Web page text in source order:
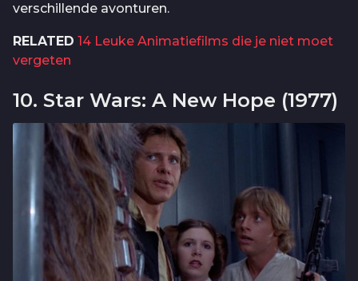
verschillende avonturen.
RELATED 14 Leuke Animatiefilms die je niet moet
vergeten
10. Star Wars: A New Hope (1977)